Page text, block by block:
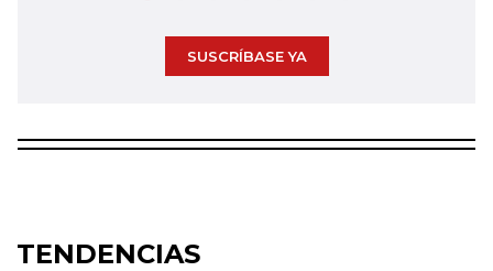
SUSCRÍBASE YA
TENDENCIAS